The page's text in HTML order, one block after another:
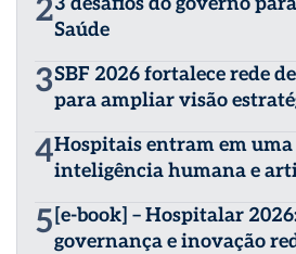
2Saúde
3SBF 2026 fortalece rede
para ampliar visão
4Hospitais entram em uma
inteligência humana e
5 [e-book] – Hospitalar
governança e inovação